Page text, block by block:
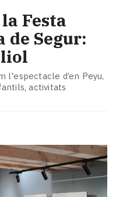
Festa
de Segur:
l'espectacle d’en Peyu,
activitats